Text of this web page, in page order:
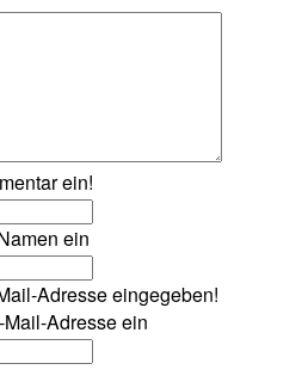
ein!
ein
Adresse eingegeben!
Adresse ein